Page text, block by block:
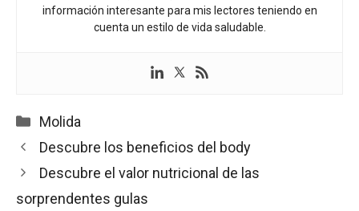
información interesante para mis lectores teniendo en
cuenta un estilo de vida saludable.
Categorías
Molida
Descubre los beneficios del body
Descubre el valor nutricional de las
sorprendentes gulas